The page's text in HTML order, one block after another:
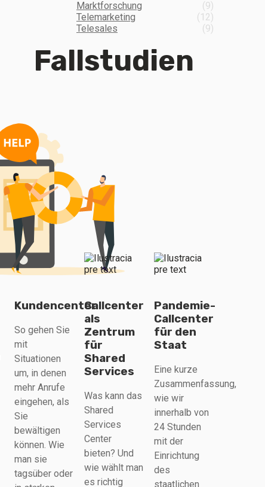
Marktforschung
(9)
Telemarketing
(12)
Telesales
(9)
Fallstudien
Kundencenter
So gehen Sie
mit
Situationen
um, in denen
mehr Anrufe
eingehen, als
Sie
bewältigen
können. Wie
man sie
tagsüber oder
Callcenter
als
Zentrum
für
Shared
Services
Was kann das
Shared
Services
Center
bieten? Und
wie wählt man
es richtig
Pandemie-
Callcenter
für den
Staat
Eine kurze
Zusammenfassung,
wie wir
innerhalb von
24 Stunden
mit der
Einrichtung
des
staatlichen